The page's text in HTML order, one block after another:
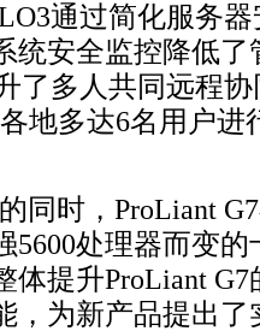
通过简化服务
统安全监控降低了
了多人共同远程协
地多达6名用户进
同时，ProLiant
5600处理器而变
体提升ProLiant
，为新产品提出了